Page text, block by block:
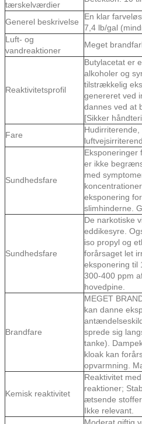
tærskelværdier
Generel beskrivelse
En klar
7,4 lb/gal
Luft- og
vandreaktioner
Meget
Reaktivitetsprofil
Butylacetat er
alkoholer og
tilstrækkelig
genereret ved
dannes ved at
[Sikker
Fare
Sundhedsfare
Eksponeringer
er ikke
med
eksponering
slimhinderne.
Sundhedsfare
De narkotiske
eddikesyre.
iso propyl og
forårsaget let
eksponering til
300-400 ppm
hovedpine.
Brandfare
MEGET
kan danne
sprede sig
tanke).
kloak kan
opvarmning.
Kemisk reaktivitet
Reaktivitet
reaktioner;
ætsende
Ikke relevant.
Moderat giftig